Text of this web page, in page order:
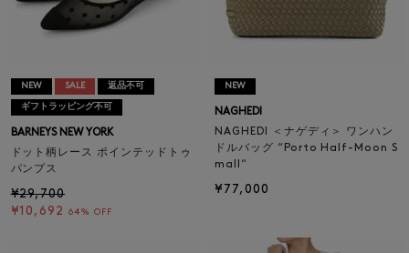
NEW SALE 返品不可
ギフトラッピング不可
BARNEYS NEW YORK
ドット柄レース ポインテッドトゥ
パンプス
¥29,700
¥10,692
64% OFF
NEW
NAGHEDI
NAGHEDI ＜ナゲディ＞ ワンハン
ドルバッグ “Porto Half-Moon S
mall“
¥77,000